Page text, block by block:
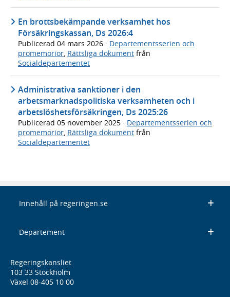
En brottsbekämpande verksamhet hos
Försäkringskassan, Ds 2026:4
Publicerad 04 mars 2026 · Departementsserien och
promemorior Rättsliga dokument från
Socialdepartementet
Administrativa sanktioner i den
arbetsmarknadspolitiska verksamheten och i
arbetslöshetsförsäkringen, Ds 2025:26
Publicerad 05 november 2025 · Departementsserien och
promemorior, Rättsliga dokument från
Socialdepartementet
Innehåll på regeringen.se
Departement
Regeringskansliet
103 33 Stockholm
Växel 08-405 10 00